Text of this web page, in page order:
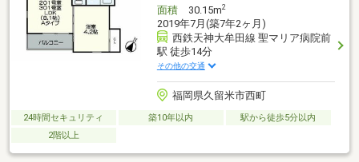
面積30.15m2
2019年7月(築7年2ヶ月)
西鉄天神大牟田線 聖マリア病院前
駅 徒歩14分
その他の交通
福岡県久留米市西町
24時間セキュリティ 築10年以内
駅から徒歩5分以内
2階以上